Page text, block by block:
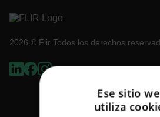
2026 © Flir Todos los derechos
Ese sitio
utiliza